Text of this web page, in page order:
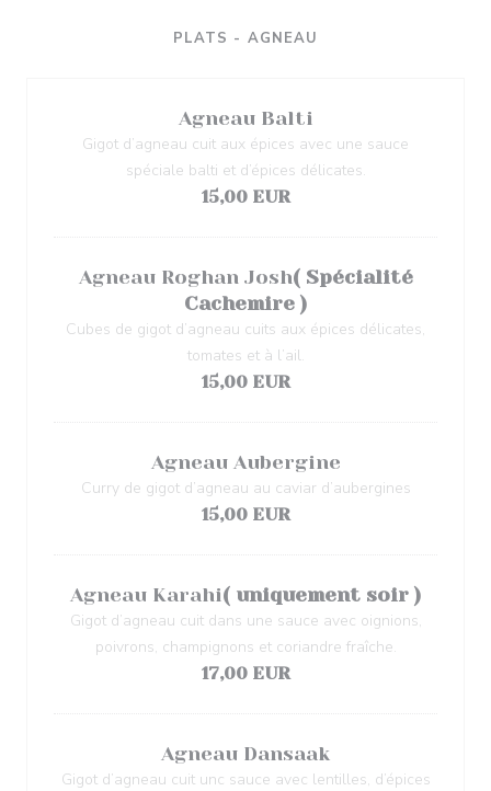
PLATS - AGNEAU
Agneau Balti
Gigot d’agneau cuit aux épices avec une sauce
spéciale balti et d’épices délicates.
15,00 EUR
Agneau Roghan Josh( Spécialité
Cachemire )
Cubes de gigot d’agneau cuits aux épices délicates,
tomates et à l’ail.
15,00 EUR
Agneau Aubergine
Curry de gigot d’agneau au caviar d’aubergines
15,00 EUR
Agneau Karahi( uniquement soir )
Gigot d’agneau cuit dans une sauce avec oignions,
poivrons, champignons et coriandre fraîche.
17,00 EUR
Agneau Dansaak
Gigot d’agneau cuit unc sauce avec lentilles, d’épices